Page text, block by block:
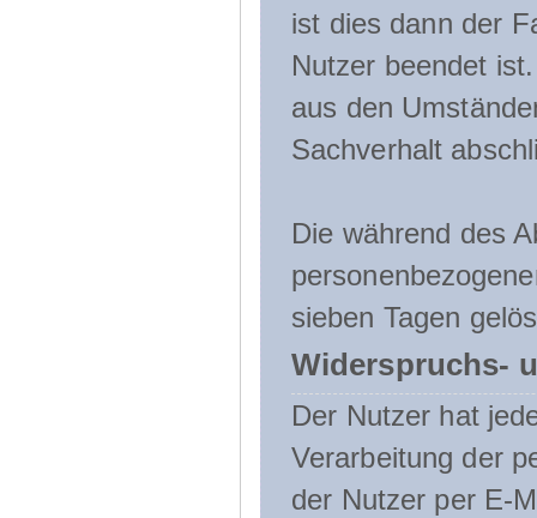
ist dies dann der
Nutzer beendet
aus den
Sachverhalt
Die während des
sieben Tagen
Widerspruchs-
Der Nutzer hat
Verarbeitung der
der Nutzer per E-